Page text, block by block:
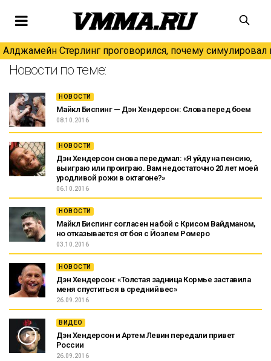
Алджамейн Стерлинг проговорился, почему симулировал
Новости по теме:
НОВОСТИ
Майкл Биспинг — Дэн Хендерсон: Слова перед боем
08.10.2016
НОВОСТИ
Дэн Хендерсон снова передумал: «Я уйду на пенсию,
выиграю или проиграю. Вам недостаточно 20 лет моей
уродливой рожи в октагоне?»
06.10.2016
НОВОСТИ
Майкл Биспинг согласен на бой с Крисом Вайдманом,
но отказывается от боя с Йоэлем Ромеро
03.10.2016
НОВОСТИ
Дэн Хендерсон: «Толстая задница Кормье заставила
меня спуститься в средний вес»
26.09.2016
ВИДЕО
Дэн Хендерсон и Артем Левин передали привет
России
26.09.2016